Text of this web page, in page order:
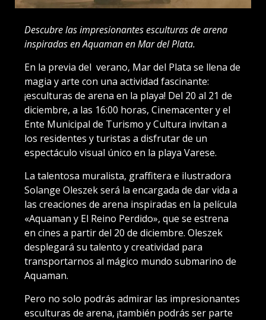
Descubre las impresionantes esculturas de arena
inspiradas en Aquaman en Mar del Plata.
En la previa del verano, Mar del Plata se llena de
magia y arte con una actividad fascinante:
¡esculturas de arena en la playa! Del 20 al 21 de
diciembre, a las 16:00 horas, Cinemacenter y el
Ente Municipal de Turismo y Cultura invitan a
los residentes y turistas a disfrutar de un
espectáculo visual único en la playa Varese.
La talentosa muralista, graffitera e ilustradora
Solange Oleszek será la encargada de dar vida a
las creaciones de arena inspiradas en la película
«Aquaman y El Reino Perdido», que se estrena
en cines a partir del 20 de diciembre. Oleszek
desplegará su talento y creatividad para
transportarnos al mágico mundo submarino de
Aquaman.
Pero no solo podrás admirar las impresionantes
esculturas de arena, ¡también podrás ser parte